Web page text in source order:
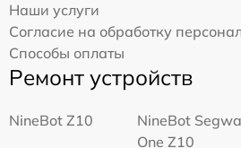
Наши услуги
Согласие на обработку
Способы оплаты
Ремонт устройств
NineBot Z10
NineBot
One Z10